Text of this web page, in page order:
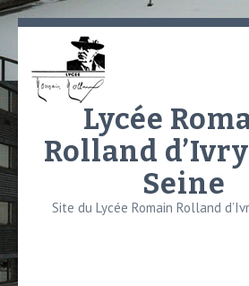
Aller
contenu
(Pressez
Lycée
Rolland
Seine
Site du Lycée Romain Rolland